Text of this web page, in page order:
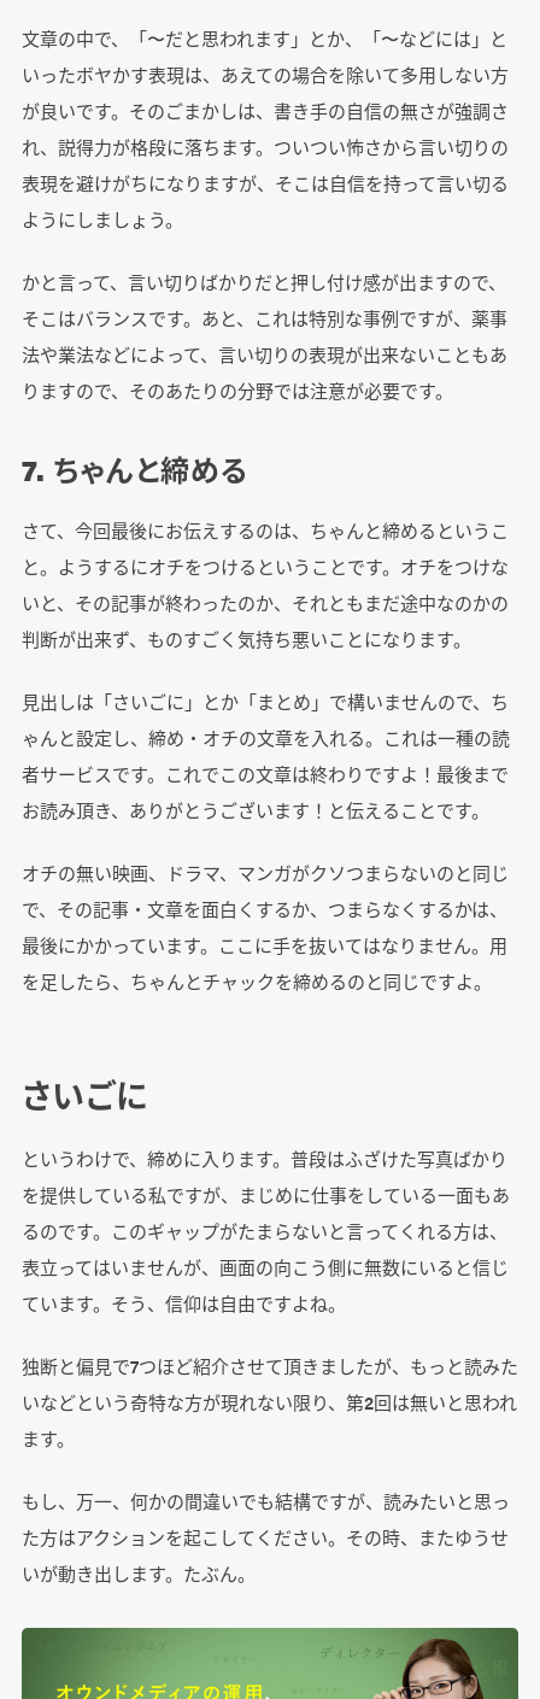
文章の中で、「〜だと思われます」とか、「〜などには」と
いったボヤかす表現は、あえての場合を除いて多用しない方
が良いです。そのごまかしは、書き手の自信の無さが強調さ
れ、説得力が格段に落ちます。ついつい怖さから言い切りの
表現を避けがちになりますが、そこは自信を持って言い切る
ようにしましょう。
かと言って、言い切りばかりだと押し付け感が出ますので、
そこはバランスです。あと、これは特別な事例ですが、薬事
法や業法などによって、言い切りの表現が出来ないこともあ
りますので、そのあたりの分野では注意が必要です。
7. ちゃんと締める
さて、今回最後にお伝えするのは、ちゃんと締めるというこ
と。ようするにオチをつけるということです。オチをつけな
いと、その記事が終わったのか、それともまだ途中なのかの
判断が出来ず、ものすごく気持ち悪いことになります。
見出しは「さいごに」とか「まとめ」で構いませんので、ち
ゃんと設定し、締め・オチの文章を入れる。これは一種の読
者サービスです。これでこの文章は終わりですよ！最後まで
お読み頂き、ありがとうございます！と伝えることです。
オチの無い映画、ドラマ、マンガがクソつまらないのと同じ
で、その記事・文章を面白くするか、つまらなくするかは、
最後にかかっています。ここに手を抜いてはなりません。用
を足したら、ちゃんとチャックを締めるのと同じですよ。
さいごに
というわけで、締めに入ります。普段はふざけた写真ばかり
を提供している私ですが、まじめに仕事をしている一面もあ
るのです。このギャップがたまらないと言ってくれる方は、
表立ってはいませんが、画面の向こう側に無数にいると信じ
ています。そう、信仰は自由ですよね。
独断と偏見で7つほど紹介させて頂きましたが、もっと読みた
いなどという奇特な方が現れない限り、第2回は無いと思われ
ます。
もし、万一、何かの間違いでも結構ですが、読みたいと思っ
た方はアクションを起こしてください。その時、またゆうせ
いが動き出します。たぶん。